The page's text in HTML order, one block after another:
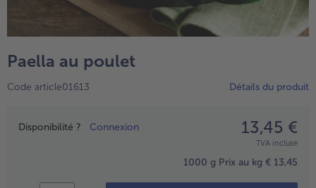
TousPlats cuisinés
Boulangerie & Pâtisserie
TousBoulangerie & Pâtisserie
TousEntrées, Apéritifs & Snacks
Produits non surgelés
TousProduits non surgelés
Paella au poulet
Code article01613 Détails du produit
Prix
Disponibilité ? Connexion 13,45 €
TVA incluse
1000 g Prix au kg € 13,45